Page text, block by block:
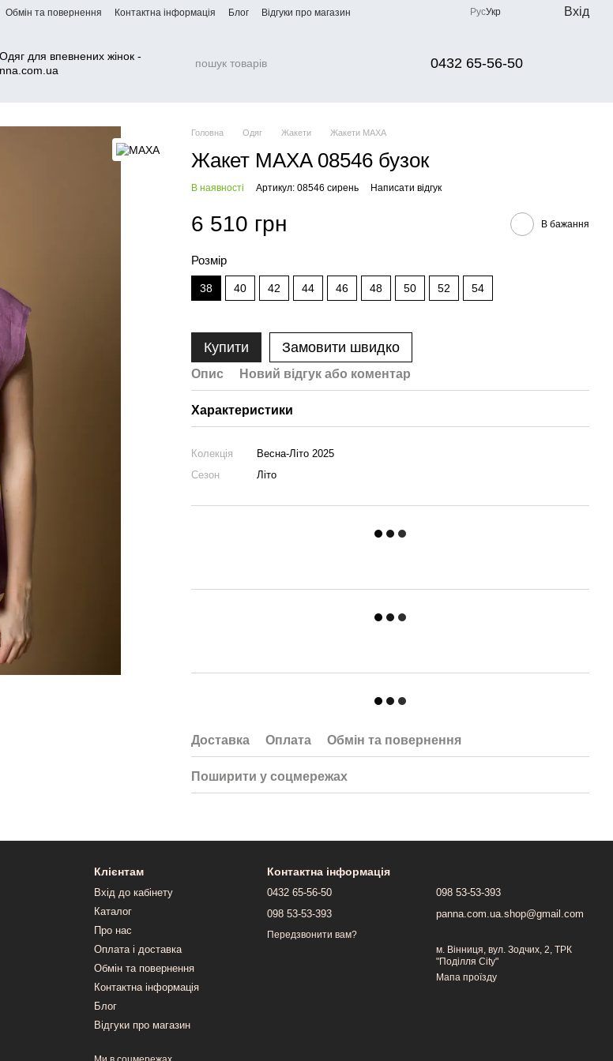
Обмін та повернення Контактна інформація Блог Відгуки про магазин РусУкр Вхід
0432 65-56-50
Головна Одяг Жакети Жакети МАХА
Жакет MAXA 08546 бузок
В наявності Артикул: 08546 сирень Написати відгук
6 510 грн В бажання
Розмір
38 40 42 44 46 48 50 52 54
Купити Замовити швидко
Опис Новий відгук або коментар
Характеристики
Колекція
Весна-Літо 2025
Сезон
Літо
Доставка Оплата Обмін та повернення
Поширити у соцмережах
Клієнтам
Вхід до кабінету
Каталог
Про нас
Оплата і доставка
Обмін та повернення
Контактна інформація
Блог
Відгуки про магазин
Контактна інформація
0432 65-56-50
098 53-53-393
Передзвонити вам?
098 53-53-393
panna.com.ua.shop@gmail.com
м. Вінниця, вул. Зодчих, 2, ТРК
"Поділля City"
Мапа проїзду